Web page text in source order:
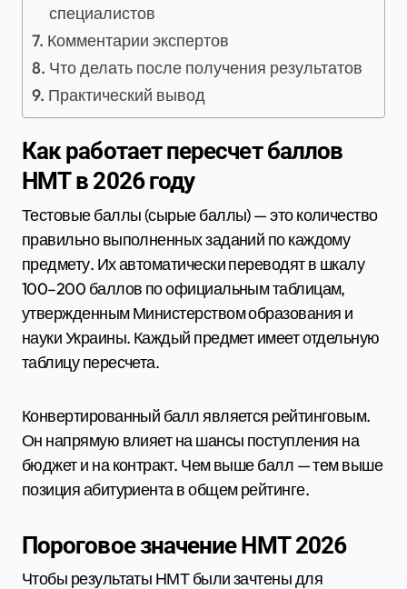
специалистов
Комментарии экспертов
Что делать после получения результатов
Практический вывод
Как работает пересчет баллов
НМТ в 2026 году
Тестовые баллы (сырые баллы) — это количество
правильно выполненных заданий по каждому
предмету. Их автоматически переводят в шкалу
100–200 баллов по официальным таблицам,
утвержденным Министерством образования и
науки Украины. Каждый предмет имеет отдельную
таблицу пересчета.
Конвертированный балл является рейтинговым.
Он напрямую влияет на шансы поступления на
бюджет и на контракт. Чем выше балл — тем выше
позиция абитуриента в общем рейтинге.
Пороговое значение НМТ 2026
Чтобы результаты НМТ были зачтены для